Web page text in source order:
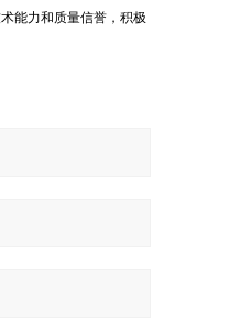
能力和质量信誉，积极